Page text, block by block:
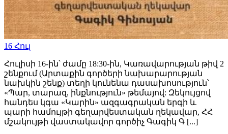
16 Հուլ
Հուլիսի 16-ին՝ ժամը 18:30-ին, Կառավարության թիվ 2
շենքում (Արտաքին գործերի նախարարության
նախկին շենք) տեղի կունենա դասախոսություն՝
«Պար, տարազ, ինքնություն» թեմայով: Զեկույցով
հանդես կգա «Կարին» ազգագրական երգի և
պարի համույթի գեղարվեստական ղեկավար, ՀՀ
մշակույթի վաստակավոր գործիչ Գագիկ Գ [...]